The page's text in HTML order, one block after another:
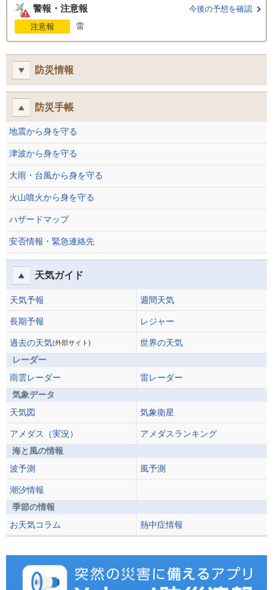
警報・注意報
今後の予想を確認
注意報
雷
防災情報
防災手帳
地震から身を守る
津波から身を守る
大雨・台風から身を守る
火山噴火から身を守る
ハザードマップ
安否情報・緊急連絡先
天気ガイド
天気予報 週間天気
長期予報 レジャー
過去の天気(外部サイト)
世界の天気
レーダー
雨雲レーダー
雷レーダー
気象データ
天気図
気象衛星
アメダス（実況）
アメダスランキング
海と風の情報
波予測
風予測
潮汐情報
季節の情報
お天気コラム
熱中症情報